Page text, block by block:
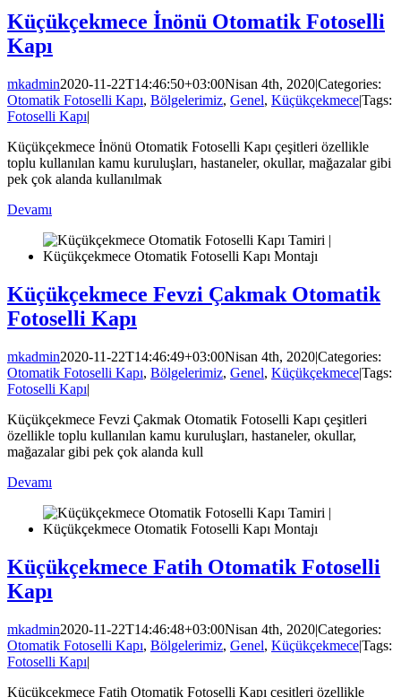
Küçükçekmece İnönü Otomatik Fotoselli
Kapı
mkadmin2020-11-22T14:46:50+03:00Nisan 4th, 2020|Categories:
Otomatik Fotoselli Kapı, Bölgelerimiz, Genel, Küçükçekmece|Tags:
Fotoselli Kapı|
Küçükçekmece İnönü Otomatik Fotoselli Kapı çeşitleri özellikle
toplu kullanılan kamu kuruluşları, hastaneler, okullar, mağazalar gibi
pek çok alanda kullanılmak
Devamı
Küçükçekmece Fevzi Çakmak Otomatik
Fotoselli Kapı
mkadmin2020-11-22T14:46:49+03:00Nisan 4th, 2020|Categories:
Otomatik Fotoselli Kapı, Bölgelerimiz, Genel, Küçükçekmece|Tags:
Fotoselli Kapı|
Küçükçekmece Fevzi Çakmak Otomatik Fotoselli Kapı çeşitleri
özellikle toplu kullanılan kamu kuruluşları, hastaneler, okullar,
mağazalar gibi pek çok alanda kull
Devamı
Küçükçekmece Fatih Otomatik Fotoselli
Kapı
mkadmin2020-11-22T14:46:48+03:00Nisan 4th, 2020|Categories:
Otomatik Fotoselli Kapı, Bölgelerimiz, Genel, Küçükçekmece|Tags:
Fotoselli Kapı|
Küçükçekmece Fatih Otomatik Fotoselli Kapı çeşitleri özellikle